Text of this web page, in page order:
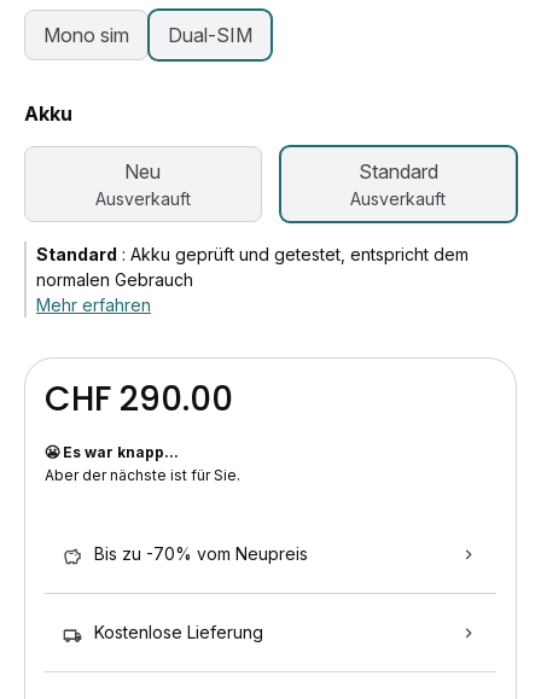
Mono sim Dual-SIM
Akku
Neu
Ausverkauft
Standard
Ausverkauft
Standard : Akku geprüft und getestet, entspricht dem
normalen Gebrauch
Mehr erfahren
CHF 290.00
😬 Es war knapp...
Aber der nächste ist für Sie.
Bis zu -70% vom Neupreis
Kostenlose Lieferung